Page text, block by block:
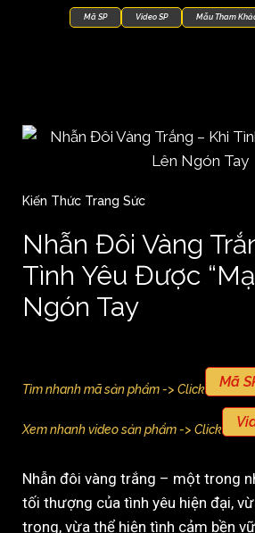
Mã SP Video SP Mẫu Tham
Kiến Thức Trang Sức
Nhẫn Đôi Vàng
Tình Yêu Được
Ngón Tay
Tìm nhanh mã sản phẩm -> Click Mã
Xem nhanh video sản phẩm -> Click
Nhẫn đôi vàng trắng – một trong
tối thượng của tình yêu hiện đại,
trọng, vừa thể hiện tình cảm bền